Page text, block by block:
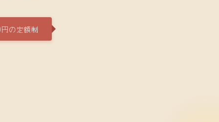
の定額制